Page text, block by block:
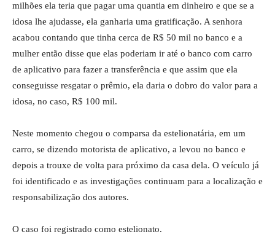
milhões ela teria que pagar uma quantia em dinheiro e que se a
idosa lhe ajudasse, ela ganharia uma gratificação. A senhora
acabou contando que tinha cerca de R$ 50 mil no banco e a
mulher então disse que elas poderiam ir até o banco com carro
de aplicativo para fazer a transferência e que assim que ela
conseguisse resgatar o prêmio, ela daria o dobro do valor para a
idosa, no caso, R$ 100 mil.
Neste momento chegou o comparsa da estelionatária, em um
carro, se dizendo motorista de aplicativo, a levou no banco e
depois a trouxe de volta para próximo da casa dela. O veículo já
foi identificado e as investigações continuam para a localização e
responsabilização dos autores.
O caso foi registrado como estelionato.